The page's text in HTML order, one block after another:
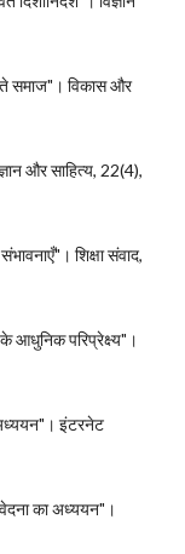
समाज"। विकास और
और साहित्य, 22(4),
शिक्षा संवाद,
आधुनिक परिप्रेक्ष्य"।
इंटरनेट
का अध्ययन"।